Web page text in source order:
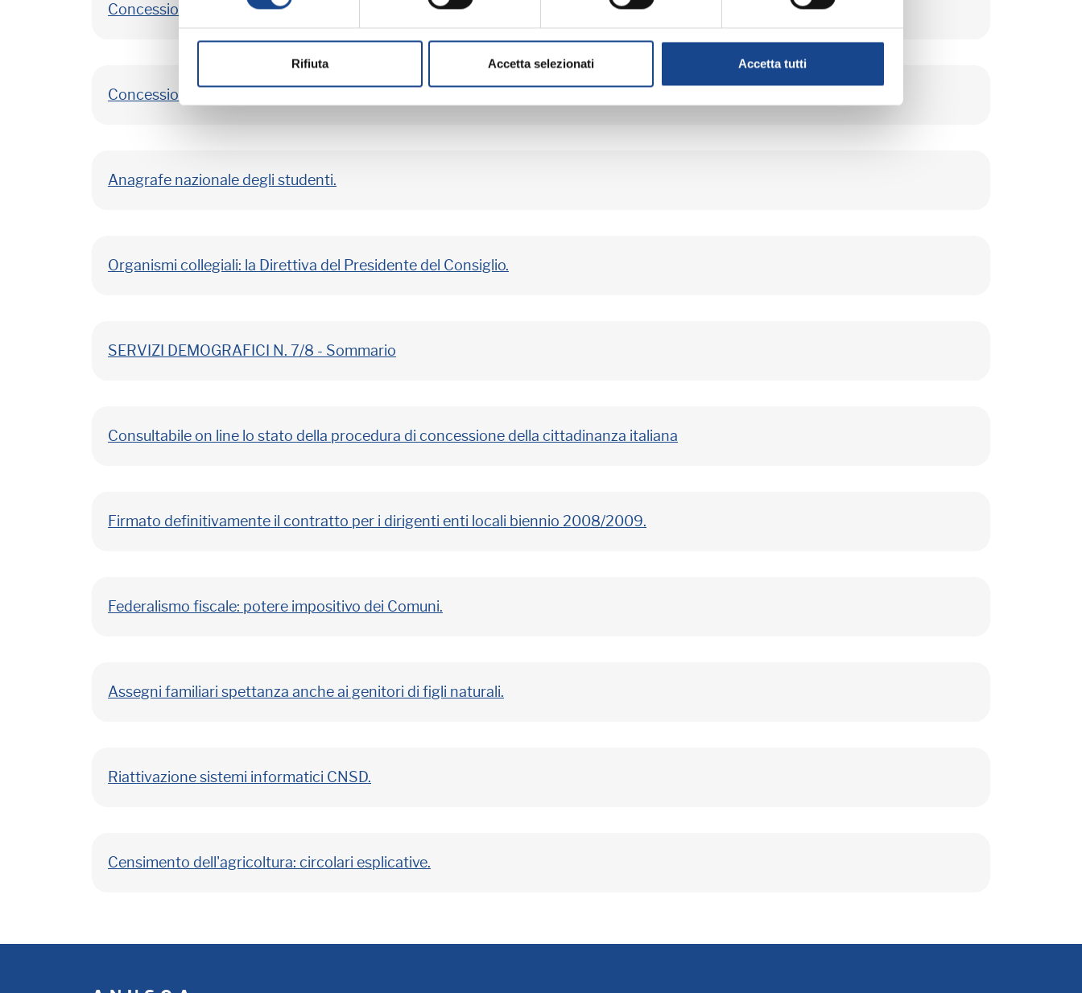
Rifiuta Accetta selezionati Accetta tutti
Concessione della cittadinanza italiana a cittadini stranieri residenti in Italia.
Concessione della cittadinanza italiana a cittadini stranieri coniugati con italiani
Anagrafe nazionale degli studenti.
Organismi collegiali: la Direttiva del Presidente del Consiglio.
SERVIZI DEMOGRAFICI N. 7/8 - Sommario
Consultabile on line lo stato della procedura di concessione della cittadinanza italiana
Firmato definitivamente il contratto per i dirigenti enti locali biennio 2008/2009.
Federalismo fiscale: potere impositivo dei Comuni.
Assegni familiari spettanza anche ai genitori di figli naturali.
Riattivazione sistemi informatici CNSD.
Censimento dell'agricoltura: circolari esplicative.